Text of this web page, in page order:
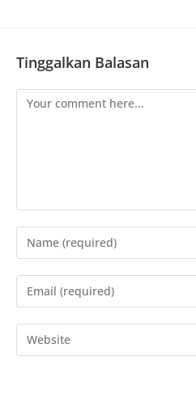
Tinggalkan Balasan
Comment
Enter
your
name
comment
Enter
your
email
address
Enter
your